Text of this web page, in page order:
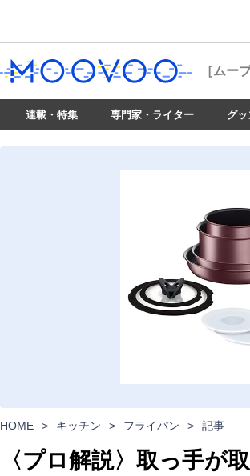
［ムー
連載・特集 専門家・ライター グッ
HOME > キッチン > フライパン > 記事
〈プロ解説〉取っ手が